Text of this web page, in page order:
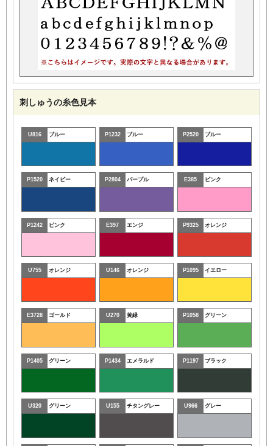
刺しゅうの糸色見本
U816 ブルー P1232 ブルー P2520 ブルー
P1520 ネイビー P2804 パープル E385 ピンク
P1242 ピンク E397 エンジ P9325 オレンジ
U755 オレンジ U146 オレンジ P1095 イエロー
E3728 ゴールド U270 黄緑 P1058 グリーン
P1405 グリーン P1434 エメラルド P1197 ブラック
U320 グリーン U155 チタングレー U966 グレー